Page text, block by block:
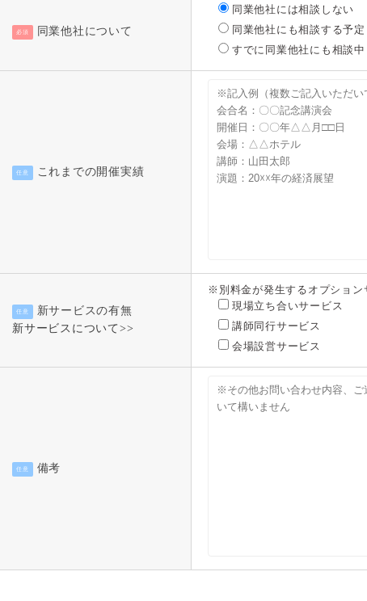
必須 同業他社について
同業他社には相談しない
同業他社にも相談する予定
すでに同業他社にも相談中
任意 これまでの開催実績
任意
新サービスの有無
新サービスについて>>
※別料金が発生するオプション
現場立ち合いサービス
講師同行サービス
会場設営サービス
任意 備考